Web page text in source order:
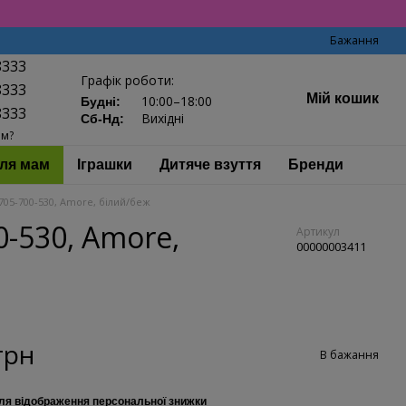
Бажання
Графік роботи:
Будні: 10:00–18:00
Сб-Нд: Вихідні
Мій кошик
мам Іграшки Дитяче взуття Бренди
700-530, Amore, білий/беж
530, Amore,
Артикул
00000003411
В бажання
відображення персональної знижки